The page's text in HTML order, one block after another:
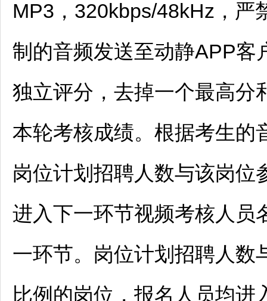
MP3，320kbps/48kHz，严
制的音频发送至动静APP客
独立评分，去掉一个最高分
本轮考核成绩。根据考生的
岗位计划 招聘人数与该岗位
进入下一环节视频考核人员
一环节。岗位计划 招聘人数
比例的岗位，报名人员均